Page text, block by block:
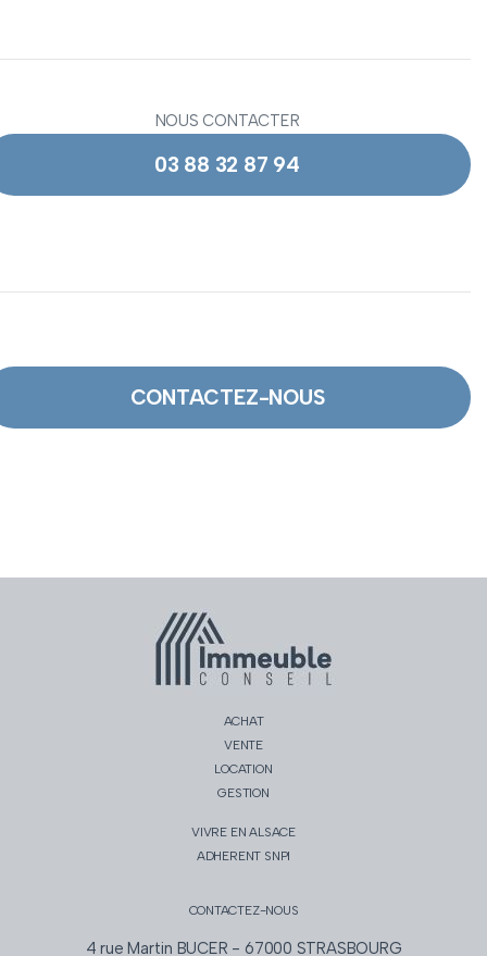
NOUS CONTACTER
03 88 32 87 94
CONTACTEZ-NOUS
ACHAT
VENTE
LOCATION
GESTION
VIVRE EN ALSACE
ADHERENT SNPI
CONTACTEZ-NOUS
4 rue Martin BUCER - 67000 STRASBOURG